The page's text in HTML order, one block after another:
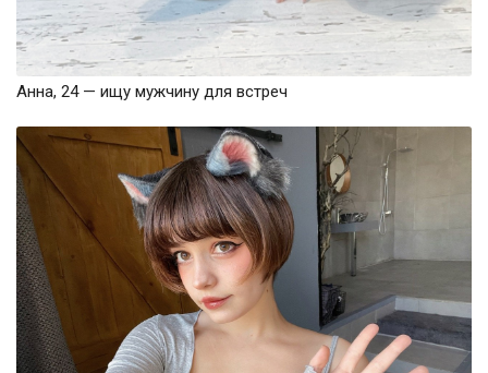
Анна, 24 — ищу мужчину для встреч